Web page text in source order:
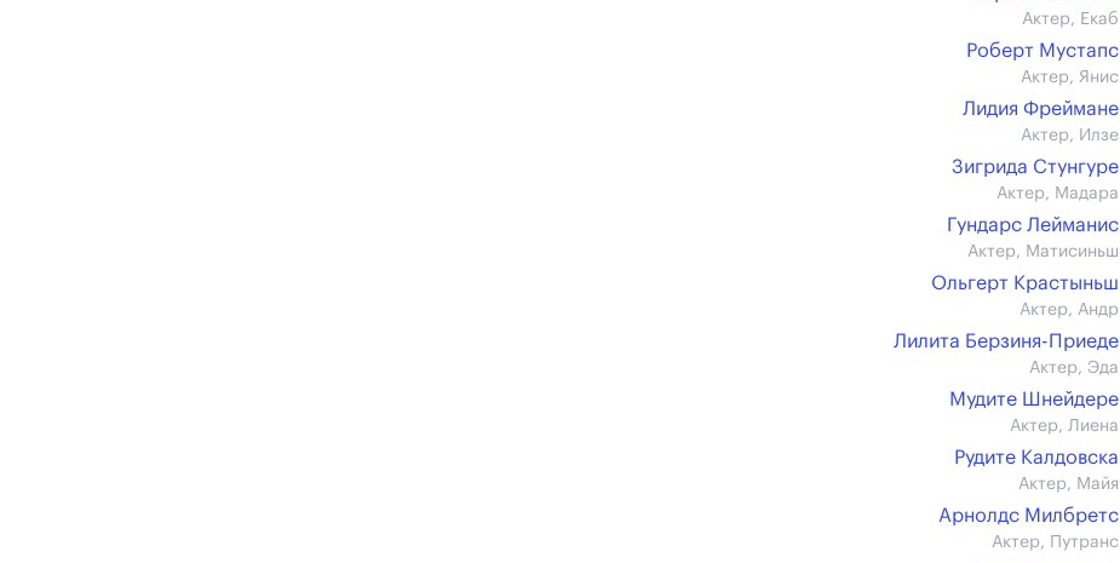
Актер, Екаб
Роберт Мустапс
Актер, Янис
Лидия Фреймане
Актер, Илзе
Зигрида Стунгуре
Актер, Мадара
Гундарс Лейманис
Актер, Матисиньш
Ольгерт Крастыньш
Актер, Андр
Лилита Берзиня-Приеде
Актер, Эда
Мудите Шнейдере
Актер, Лиена
Рудите Калдовска
Актер, Майя
Арнолдc Милбретс
Актер, Путранс